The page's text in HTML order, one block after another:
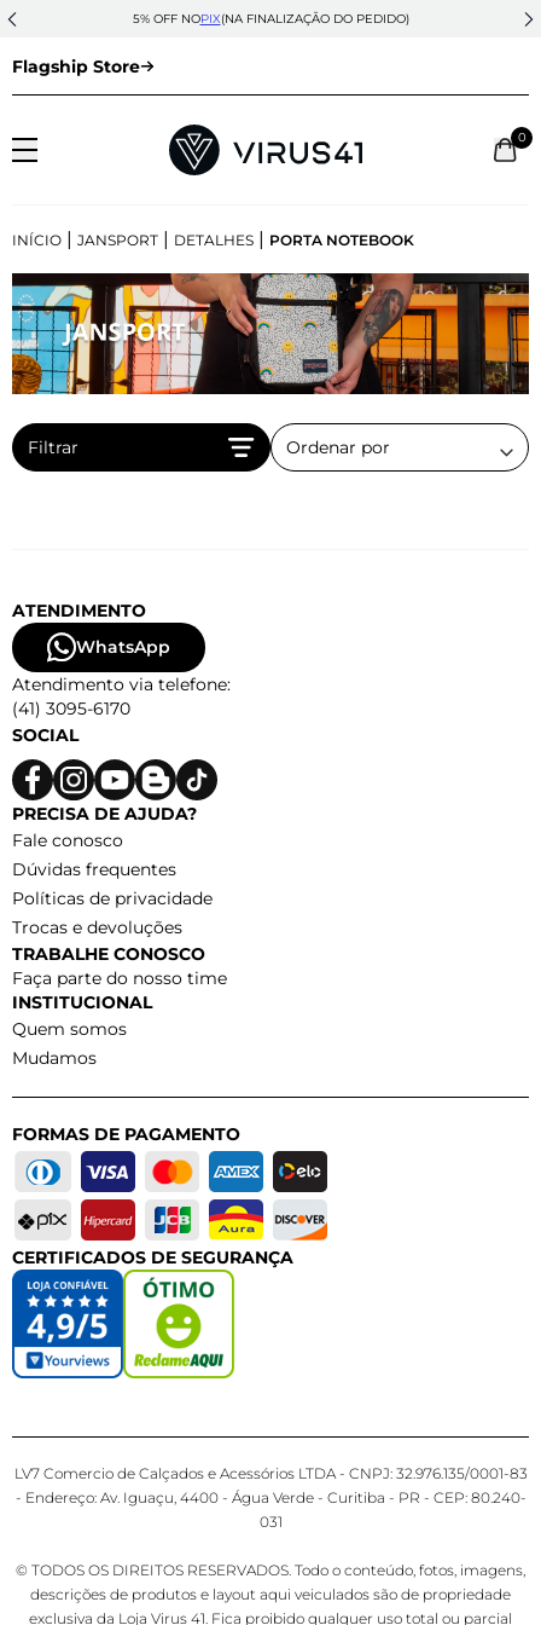
5% OFF NOPIX(NA FINALIZAÇÃO DO PEDIDO)
Flagship Store
0
INÍCIO | JANSPORT | DETALHES | PORTA NOTEBOOK
Filtrar
ATENDIMENTO
WhatsApp
Atendimento via telefone:
(41) 3095-6170
SOCIAL
PRECISA DE AJUDA?
Fale conosco
Dúvidas frequentes
Políticas de privacidade
Trocas e devoluções
TRABALHE CONOSCO
Faça parte do nosso time
INSTITUCIONAL
Quem somos
Mudamos
FORMAS DE PAGAMENTO
CERTIFICADOS DE SEGURANÇA
LV7 Comercio de Calçados e Acessórios LTDA - CNPJ: 32.976.135/0001-83
- Endereço: Av. Iguaçu, 4400 - Água Verde - Curitiba - PR - CEP: 80.240-
031
© TODOS OS DIREITOS RESERVADOS. Todo o conteúdo, fotos, imagens,
descrições de produtos e layout aqui veiculados são de propriedade
exclusiva da Loja Virus 41. Fica proibido qualquer uso total ou parcial